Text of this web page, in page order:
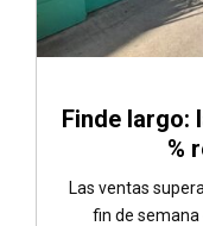
Finde largo:
%
Las ventas
fin de semana